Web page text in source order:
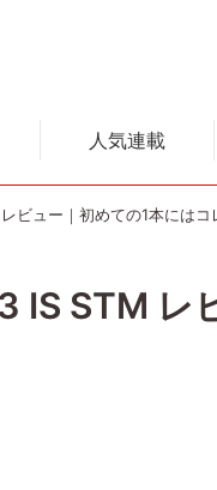
人気連載
ビュー｜初めての1本にはコ
STM レ